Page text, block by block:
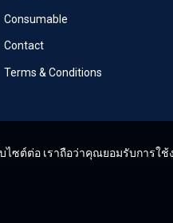
ซต์ต่อ เราถือว่าคุณยอมรับการใ
Consumable
Contact
Terms & Conditions